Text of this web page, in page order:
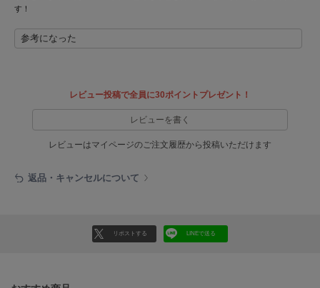
リトルユニオン トウキョウ
メイドオブオーガニクス
ミースロエ
す！
参考になった
レビュー投稿で全員に30ポイントプレゼント！
レビューを書く
レビューはマイページのご注文履歴から投稿いただけます
返品・キャンセルについて
リポストする LINEで送る